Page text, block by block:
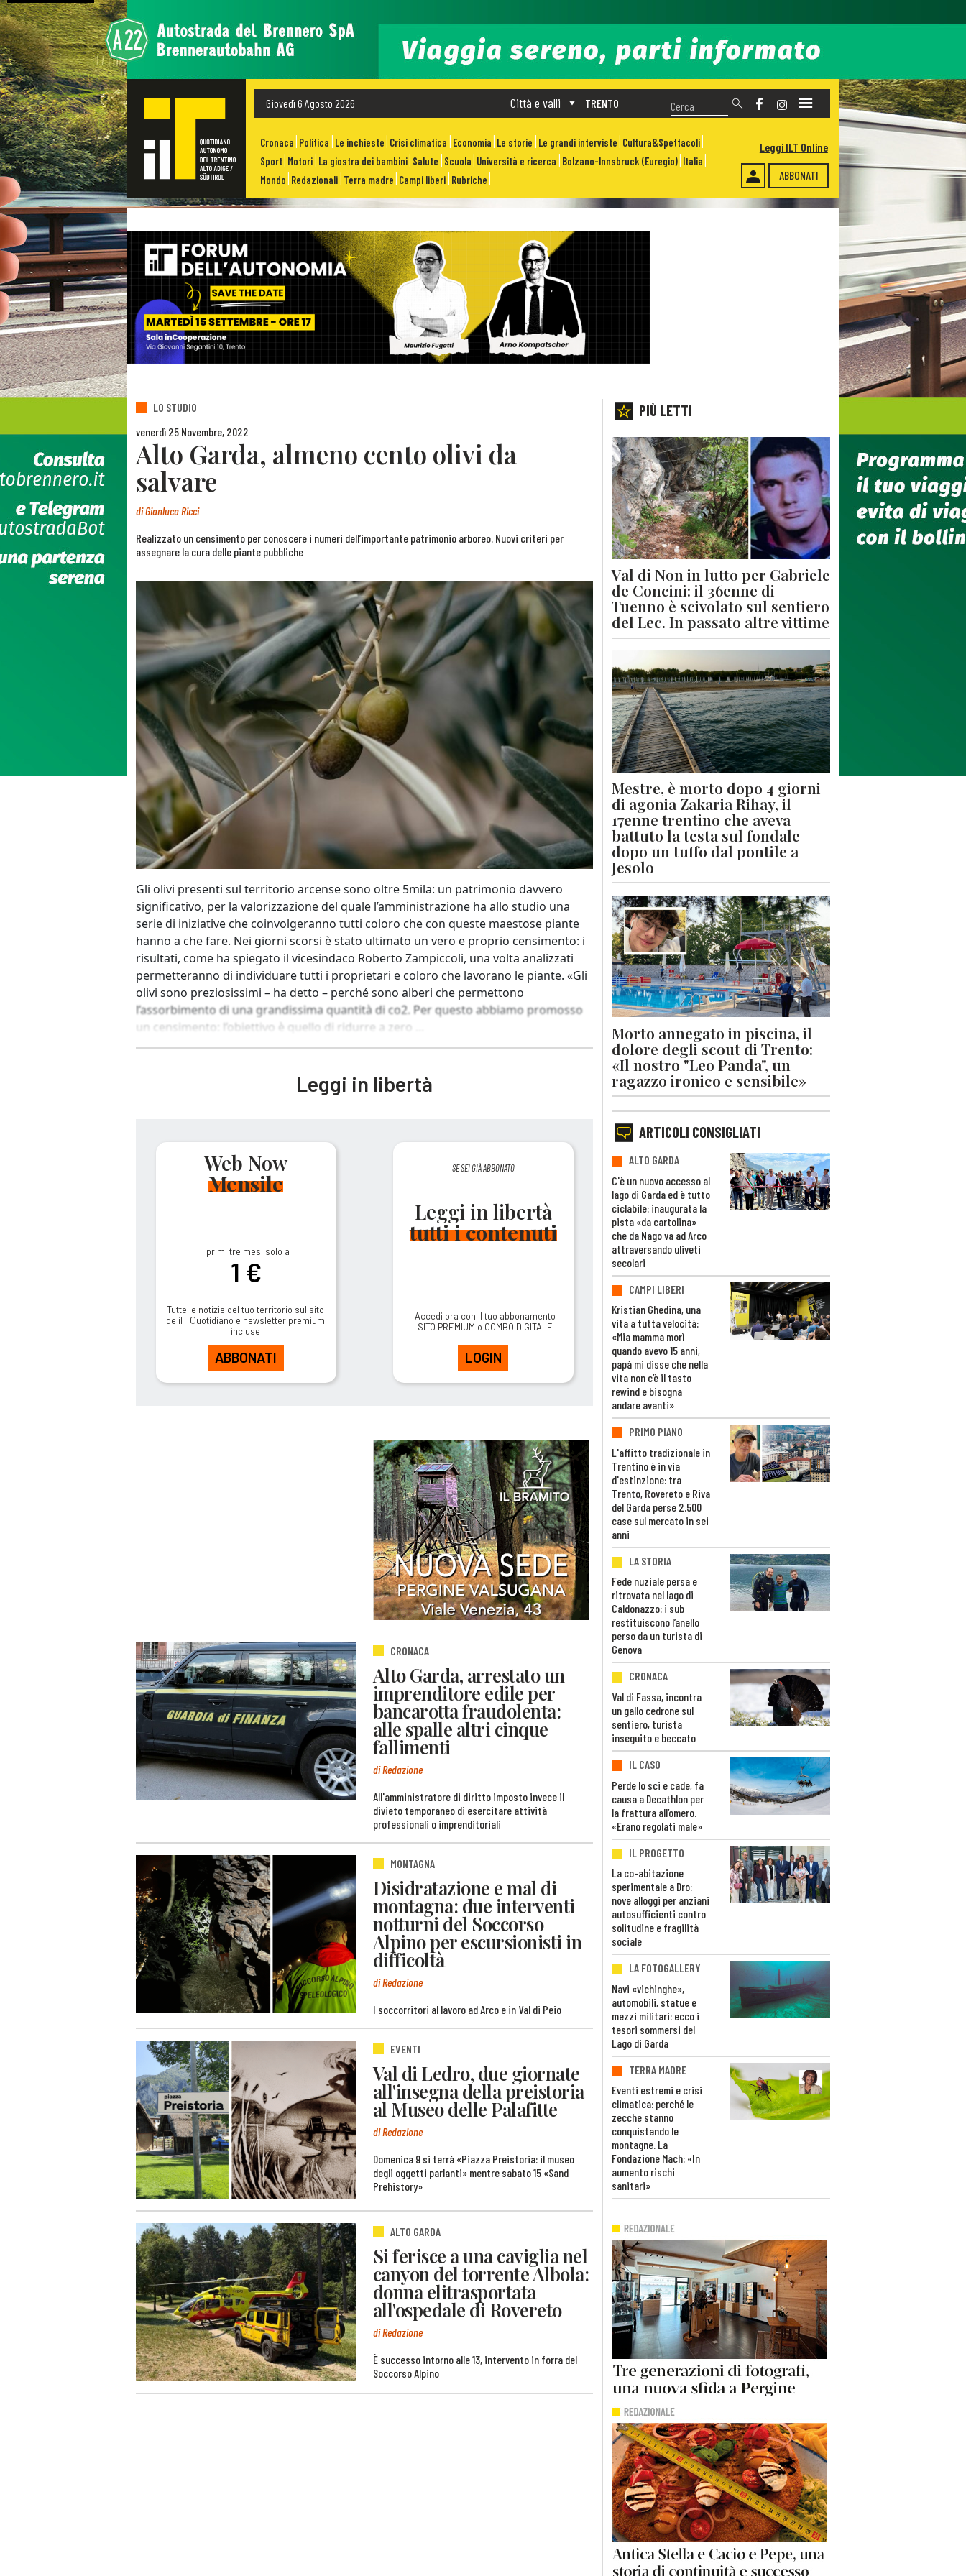
Giovedì 6 Agosto 2026 TRENTO
Città e valli
Cronaca Politica Le inchieste Crisi climatica Economia Le storie Le grandi interviste Cultura&Spettacoli
Sport Motori La giostra dei bambini Salute Scuola Università e ricerca Bolzano-Innsbruck (Euregio) Italia
Mondo Redazionali Terra madre Campi liberi Rubriche ABBONATI
Leggi ILT Online
LO STUDIO
venerdì 25 Novembre, 2022
Alto Garda, almeno cento olivi da
salvare
diGianluca Ricci
Realizzato un censimento per conoscere i numeri dell’importante patrimonio arboreo. Nuovi criteri per
assegnare la cura delle piante pubbliche
Gli olivi presenti sul territorio arcense sono oltre 5mila: un patrimonio davvero
significativo, per la valorizzazione del quale l’amministrazione ha allo studio una
serie di iniziative che coinvolgeranno tutti coloro che con queste maestose piante
hanno a che fare. Nei giorni scorsi è stato ultimato un vero e proprio censimento: i
risultati, come ha spiegato il vicesindaco Roberto Zampiccoli, una volta analizzati
permetteranno di individuare tutti i proprietari e coloro che lavorano le piante. «Gli
olivi sono preziosissimi – ha detto – perché sono alberi che permettono
l’assorbimento di una grandissima quantità di co2. Per questo abbiamo promosso
un censimento: l’obiettivo è quello di ridurre a zero ...
Leggi in libertà
Web Now
Mensile
I primi tre mesi solo a
1 €
Tutte le notizie del tuo territorio sul sito
de ilT Quotidiano e newsletter premium
incluse
ABBONATI
SE SEI GIÀ ABBONATO
Leggi in libertà
tutti i contenuti
Accedi ora con il tuo abbonamento
SITO PREMIUM o COMBO DIGITALE
LOGIN
CRONACA
Alto Garda, arrestato un
imprenditore edile per
bancarotta fraudolenta:
alle spalle altri cinque
fallimenti
di Redazione
All'amministratore di diritto imposto invece il
divieto temporaneo di esercitare attività
professionali o imprenditoriali
MONTAGNA
Disidratazione e mal di
montagna: due interventi
notturni del Soccorso
Alpino per escursionisti in
difficoltà
di Redazione
I soccorritori al lavoro ad Arco e in Val di Peio
EVENTI
Val di Ledro, due giornate
all'insegna della preistoria
al Museo delle Palafitte
di Redazione
Domenica 9 si terrà «Piazza Preistoria: il museo
degli oggetti parlanti» mentre sabato 15 «Sand
Prehistory»
ALTO GARDA
Si ferisce a una caviglia nel
canyon del torrente Albola:
donna elitrasportata
all'ospedale di Rovereto
di Redazione
È successo intorno alle 13, intervento in forra del
Soccorso Alpino
PIÙ LETTI
Val di Non in lutto per Gabriele
de Concini: il 36enne di
Tuenno è scivolato sul sentiero
del Lec. In passato altre vittime
Mestre, è morto dopo 4 giorni
di agonia Zakaria Rihay, il
17enne trentino che aveva
battuto la testa sul fondale
dopo un tuffo dal pontile a
Jesolo
Morto annegato in piscina, il
dolore degli scout di Trento:
«Il nostro "Leo Panda", un
ragazzo ironico e sensibile»
ARTICOLI CONSIGLIATI
ALTO GARDA
C'è un nuovo accesso al
lago di Garda ed è tutto
ciclabile: inaugurata la
pista «da cartolina»
che da Nago va ad Arco
attraversando uliveti
secolari
CAMPI LIBERI
Kristian Ghedina, una
vita a tutta velocità:
«Mia mamma morì
quando avevo 15 anni,
papà mi disse che nella
vita non c’è il tasto
rewind e bisogna
andare avanti»
PRIMO PIANO
L'affitto tradizionale in
Trentino è in via
d'estinzione: tra
Trento, Rovereto e Riva
del Garda perse 2.500
case sul mercato in sei
anni
LA STORIA
Fede nuziale persa e
ritrovata nel lago di
Caldonazzo: i sub
restituiscono l’anello
perso da un turista di
Genova
CRONACA
Val di Fassa, incontra
un gallo cedrone sul
sentiero, turista
inseguito e beccato
IL CASO
Perde lo sci e cade, fa
causa a Decathlon per
la frattura all’omero.
«Erano regolati male»
IL PROGETTO
La co-abitazione
sperimentale a Dro:
nove alloggi per anziani
autosufficienti contro
solitudine e fragilità
sociale
LA FOTOGALLERY
Navi «vichinghe»,
automobili, statue e
mezzi militari: ecco i
tesori sommersi del
Lago di Garda
TERRA MADRE
Eventi estremi e crisi
climatica: perché le
zecche stanno
conquistando le
montagne. La
Fondazione Mach: «In
aumento rischi
sanitari»